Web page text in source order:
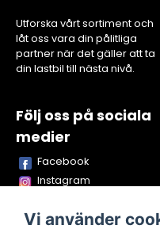
Utforska vårt sortiment och
låt oss vara din pålitliga
partner när det gäller att ta
din lastbil till nästa nivå.
Följ oss på sociala
medier
Facebook
Instagram
TikTok
Vi använder